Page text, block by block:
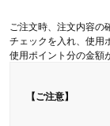
ご注文時、注文内容の
チェックを入れ、使用
使用ポイント分の金額
【ご注意】